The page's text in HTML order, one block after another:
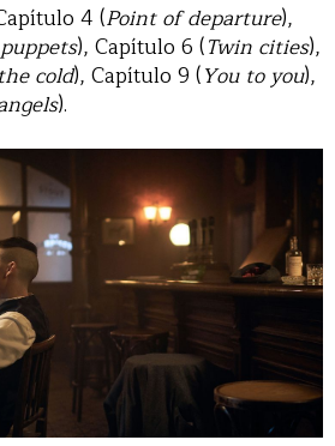
4 (Point of departure),
), Capítulo 6 (Twin cities),
cold), Capítulo 9 (You to you),
).